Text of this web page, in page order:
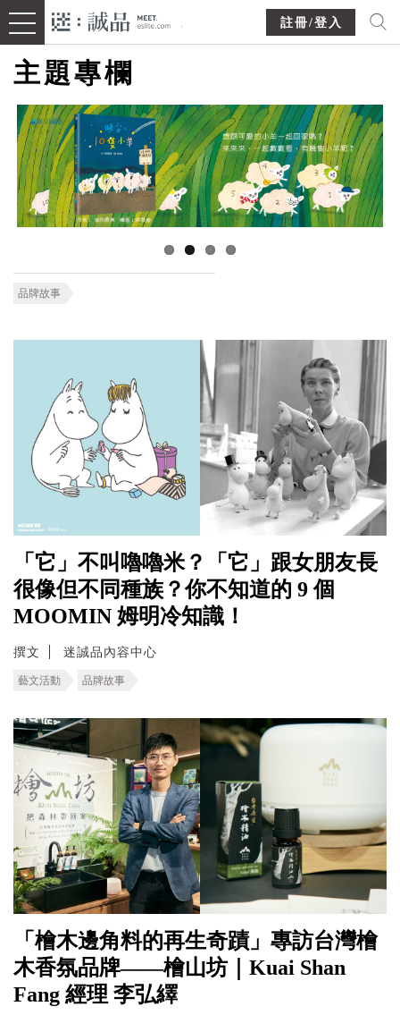
註冊/登入
主題專欄
品牌故事
「它」不叫嚕嚕米？「它」跟女朋友長
很像但不同種族？你不知道的 9 個
MOOMIN 姆明冷知識！
撰文 迷誠品內容中心
藝文活動 品牌故事
「檜木邊角料的再生奇蹟」專訪台灣檜
木香氛品牌——檜山坊｜Kuai Shan
Fang 經理 李弘繹